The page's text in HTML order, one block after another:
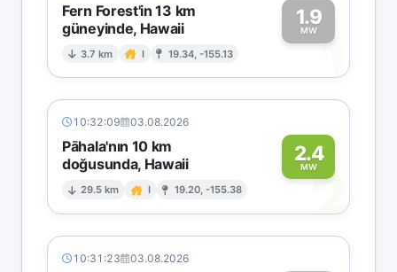
Fern Forest'in 13 km
güneyinde, Hawaii
3.7 km I 19.34, -155.13
1.9
MW1
10:32:09 03.08.2026
Pāhala'nın 10 km
doğusunda, Hawaii
29.5 km I 19.20, -155.38
2.4
MW2
10:31:23 03.08.2026